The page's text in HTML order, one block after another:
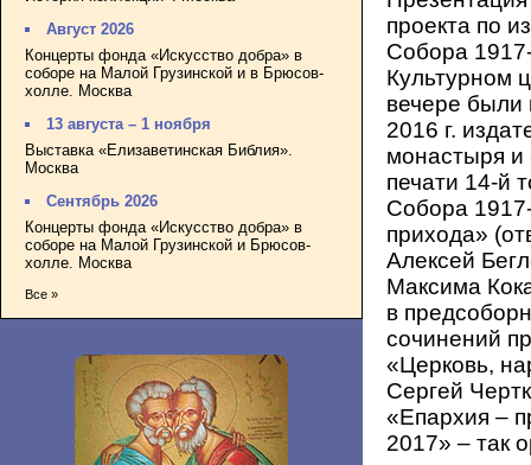
Август 2026
Концерты фонда «Искусство добра» в
соборе на Малой Грузинской и в Брюсов-
холле. Москва
13 августа – 1 ноября
Выставка «Елизаветинская Библия».
Москва
Сентябрь 2026
Концерты фонда «Искусство добра» в
соборе на Малой Грузинской и Брюсов-
холле. Москва
Все »
проекта по
Собора
Культурном
вечере были
2016 г.
монастыря и
печати 14-й
Собора
прихода»
Алексей
Максима
в
сочинений
«Церковь,
Сергей
«Епархия –
2017» – так